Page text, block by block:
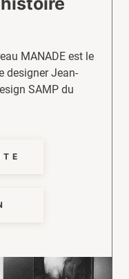
MANADE est le
designer Jean-
SAMP du